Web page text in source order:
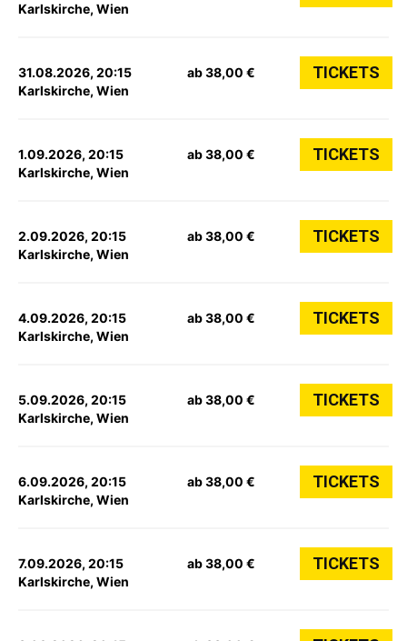
Karlskirche, Wien
31.08.2026, 20:15
Karlskirche, Wien
ab 38,00 € TICKETS
1.09.2026, 20:15
Karlskirche, Wien
ab 38,00 € TICKETS
2.09.2026, 20:15
Karlskirche, Wien
ab 38,00 € TICKETS
4.09.2026, 20:15
Karlskirche, Wien
ab 38,00 € TICKETS
5.09.2026, 20:15
Karlskirche, Wien
ab 38,00 € TICKETS
6.09.2026, 20:15
Karlskirche, Wien
ab 38,00 € TICKETS
7.09.2026, 20:15
Karlskirche, Wien
ab 38,00 € TICKETS